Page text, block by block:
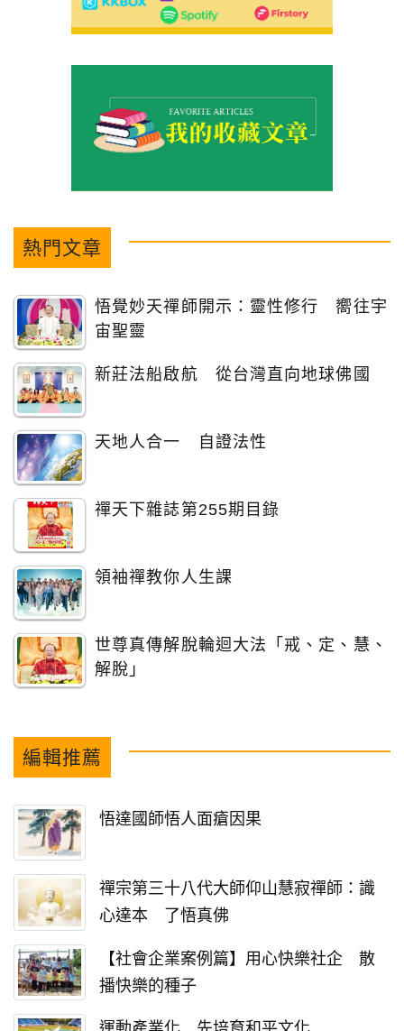
熱門文章
悟覺妙天禪師開示：靈性修行 嚮往宇
宙聖靈
新莊法船啟航 從台灣直向地球佛國
天地人合一 自證法性
禪天下雜誌第255期目錄
領袖禪教你人生課
世尊真傳解脫輪迴大法「戒、定、慧、
解脫」
編輯推薦
悟達國師悟人面瘡因果
禪宗第三十八代大師仰山慧寂禪師：識
心達本 了悟真佛
【社會企業案例篇】用心快樂社企 散
播快樂的種子